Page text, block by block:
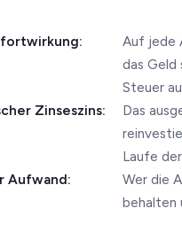
Auf jede
das Geld
Steuer
Zinseszins:
Das
Laufe
Aufwand:
Wer die
behalten